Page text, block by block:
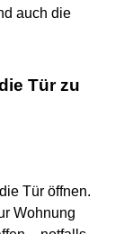
auch die
Tür zu
Tür öffnen.
Wohnung